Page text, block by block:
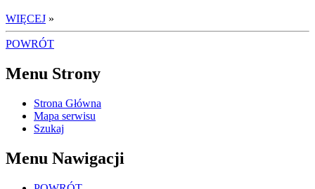
WIĘCEJ »
POWRÓT
Menu Strony
Strona Główna
Mapa serwisu
Szukaj
Menu Nawigacji